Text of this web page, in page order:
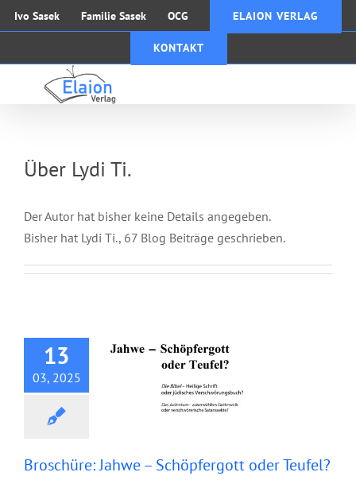
Zum
Inhalt
Ivo Sasek Familie Sasek OCG ELAION VERLAG
KONTAKT
Über Lydi Ti.
Der Autor hat bisher keine Details angegeben.
Bisher hat Lydi Ti., 67 Blog Beiträge geschrieben.
13
03, 2025
Broschüre: Jahwe –
Broschüre: Jahwe – Schöpfergott oder Teufel?